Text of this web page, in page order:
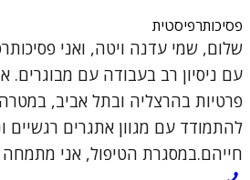
פסיכותרפיסטית
שלום, שמי עדנה ויטה, ואני
עם ניסיון רב בעבודה עם מבוגרים.
פרטיות בהרצליה ובתל אביב, במטרה
להתמודד עם מגוון אתגרים רגשיים
חייהם.במסגרת הטיפול, אני